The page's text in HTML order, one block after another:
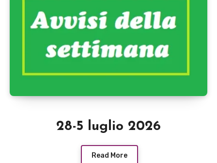
28-5 luglio 2026
Read More